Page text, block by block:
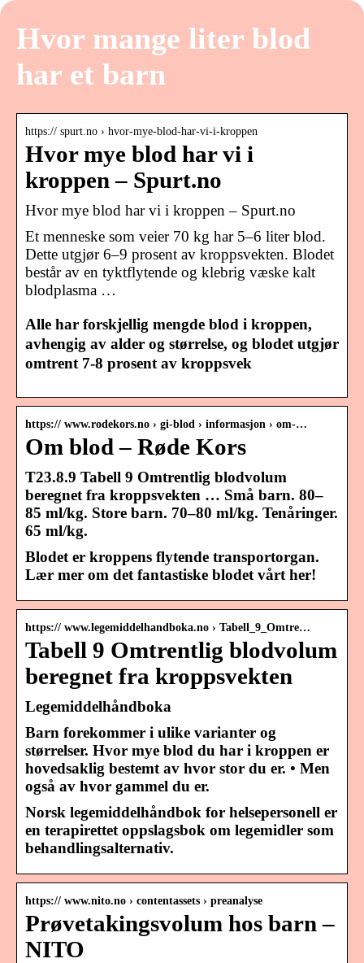
Hvor mange liter blod
har et barn
https:// spurt.no › hvor-mye-blod-har-vi-i-kroppen
Hvor mye blod har vi i
kroppen – Spurt.no
Hvor mye blod har vi i kroppen – Spurt.no
Et menneske som veier 70 kg har 5–6 liter blod.
Dette utgjør 6–9 prosent av kroppsvekten. Blodet
består av en tyktflytende og klebrig væske kalt
blodplasma …
Alle har forskjellig mengde blod i kroppen,
avhengig av alder og størrelse, og blodet utgjør
omtrent 7-8 prosent av kroppsvek
https:// www.rodekors.no › gi-blod › informasjon › om-…
Om blod – Røde Kors
T23.8.9 Tabell 9 Omtrentlig blodvolum
beregnet fra kroppsvekten … Små barn. 80–
85 ml/kg. Store barn. 70–80 ml/kg. Tenåringer.
65 ml/kg.
Blodet er kroppens flytende transportorgan.
Lær mer om det fantastiske blodet vårt her!
https:// www.legemiddelhandboka.no › Tabell_9_Omtre…
Tabell 9 Omtrentlig blodvolum
beregnet fra kroppsvekten
Legemiddelhåndboka
Barn forekommer i ulike varianter og
størrelser. Hvor mye blod du har i kroppen er
hovedsaklig bestemt av hvor stor du er. • Men
også av hvor gammel du er.
Norsk legemiddelhåndbok for helsepersonell er
en terapirettet oppslagsbok om legemidler som
behandlingsalternativ.
https:// www.nito.no › contentassets › preanalyse
Prøvetakingsvolum hos barn –
NITO